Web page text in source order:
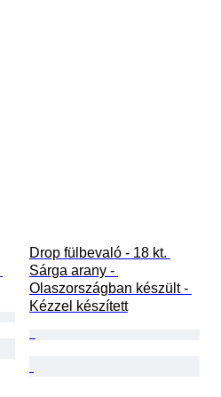
Drop fülbevaló - 18 kt.
Sárga arany -
Olaszországban készült -
Kézzel készített